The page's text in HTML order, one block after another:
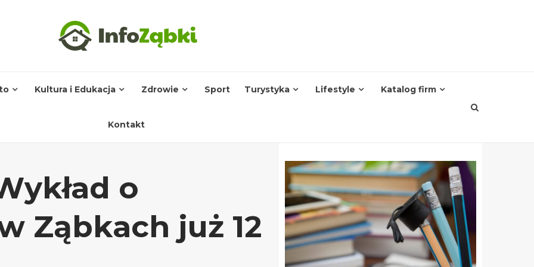
Kultura i Edukacja Zdrowie Sport Turystyka Lifestyle Katalog firm
Kontakt
o
Ząbkach już 12